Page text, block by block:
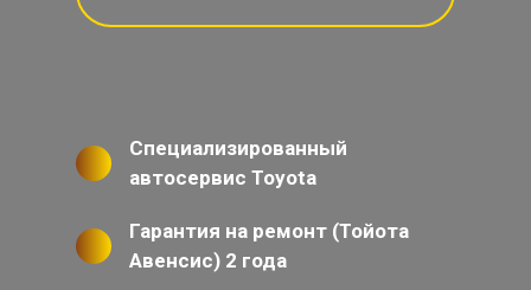
Специализированный
автосервис Toyota
Гарантия на ремонт (Тойота
Авенсис) 2 года